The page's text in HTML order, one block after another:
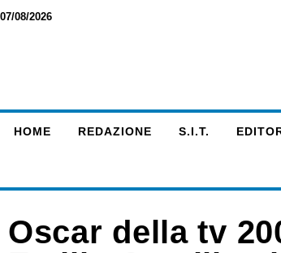
07/08/2026
HOME REDAZIONE S.I.T.
Oscar della tv